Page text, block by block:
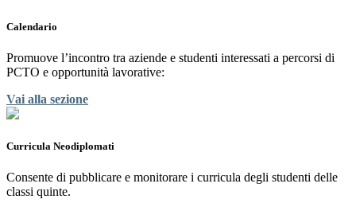
Calendario
Promuove l’incontro tra aziende e studenti interessati a percorsi di
PCTO e opportunità lavorative:
Vai alla sezione
Curricula Neodiplomati
Consente di pubblicare e monitorare i curricula degli studenti delle
classi quinte.